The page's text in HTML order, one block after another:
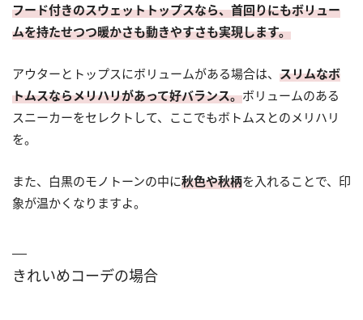
フード付きのスウェットトップスなら、首回りにもボリュー
ムを持たせつつ暖かさも動きやすさも実現します。
アウターとトップスにボリュームがある場合は、 スリムなボ
トムスならメリハリがあって好バランス。ボリュームのある
スニーカーをセレクトして、ここでもボトムスとのメリハリ
を。
また、白黒のモノトーンの中に秋色や秋柄を入れることで、印
象が温かくなりますよ。
きれいめコーデの場合